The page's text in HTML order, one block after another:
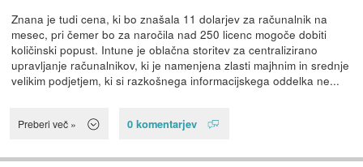
Znana je tudi cena, ki bo znašala 11 dolarjev za računalnik na
mesec, pri čemer bo za naročila nad 250 licenc mogoče dobiti
količinski popust. Intune je oblačna storitev za centralizirano
upravljanje računalnikov, ki je namenjena zlasti majhnim in srednje
velikim podjetjem, ki si razkošnega informacijskega oddelka ne...
Preberi več » 0 komentarjev